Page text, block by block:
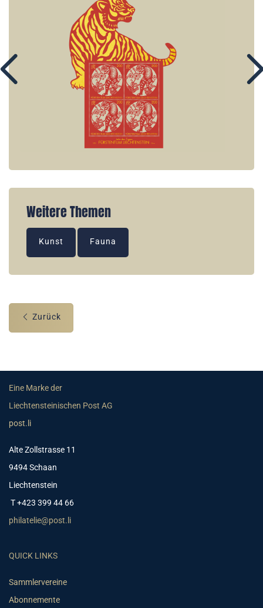
Weitere Themen
Kunst Fauna
Zurück
Eine Marke der
Liechtensteinischen Post AG
post.li
Alte Zollstrasse 11
9494 Schaan
Liechtenstein
T +423 399 44 66
philatelie@post.li
QUICK LINKS
Sammlervereine
Abonnemente